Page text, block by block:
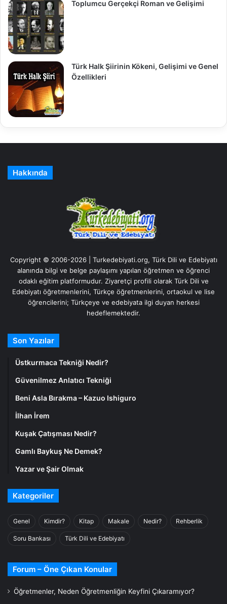
Toplumcu Gerçekçi Roman ve Gelişimi
Türk Halk Şiirinin Kökeni, Gelişimi ve Genel
Özellikleri
Hakkında
Copyright © 2006-2026 | Turkedebiyati.org, Türk Dili ve Edebiyatı
alanında bilgi ve belge paylaşımı yapılan öğretmen ve öğrenci
odaklı eğitim platformudur. Ziyaretçi profili olarak Türk Dili ve
Edebiyatı öğretmenlerini, Türkçe öğretmenlerini, ortaokul ve lise
öğrencilerini; Türkçeye ve edebiyata ilgi duyan herkesi
hedeflemektedir.
Son Yazılar
Üstkurmaca Tekniği Nedir?
Güvenilmez Anlatıcı Tekniği
Beni Asla Bırakma – Kazuo Ishiguro
İlhan İrem
Kuşak Çatışması Nedir?
Gamlı Baykuş Ne Demek?
Yazar ve Şair Olmak
Kategoriler
Genel Kimdir? Kitap Makale Nedir? Rehberlik
Soru Bankası Türk Dili ve Edebiyatı
Forum – Öne Çıkan Konular
Öğretmenler, Neden Öğretmenliğin Keyfini Çıkaramıyor?